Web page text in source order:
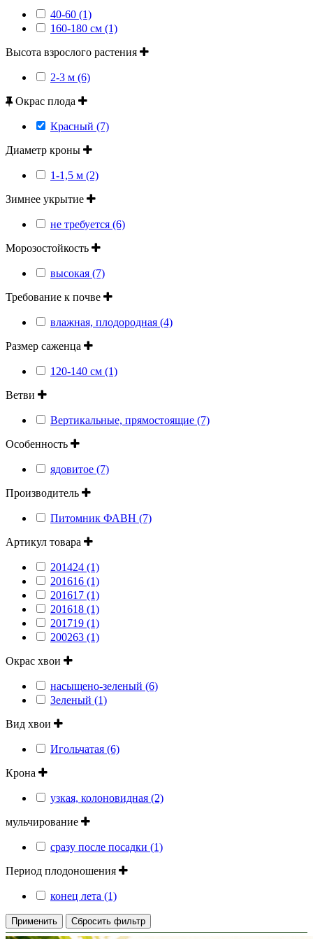
40-60 (1)
160-180 см (1)
Высота взрослого растения
2-3 м (6)
Окрас плода
Красный (7)
Диаметр кроны
1-1,5 м (2)
Зимнее укрытие
не требуется (6)
Морозостойкость
высокая (7)
Требование к почве
влажная, плодородная (4)
Размер саженца
120-140 см (1)
Ветви
Вертикальные, прямостоящие (7)
Особенность
ядовитое (7)
Производитель
Питомник ФАВН (7)
Артикул товара
201424 (1)
201616 (1)
201617 (1)
201618 (1)
201719 (1)
200263 (1)
Окрас хвои
насыщено-зеленый (6)
Зеленый (1)
Вид хвои
Игольчатая (6)
Крона
узкая, колоновидная (2)
мульчирование
сразу после посадки (1)
Период плодоношения
конец лета (1)
Применить Сбросить фильтр